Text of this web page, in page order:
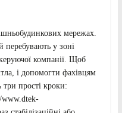
мережах.
перебувають у зоні
компанії. Щоб
і допомогти фахівцям
три прості кроки:
www.dtek-